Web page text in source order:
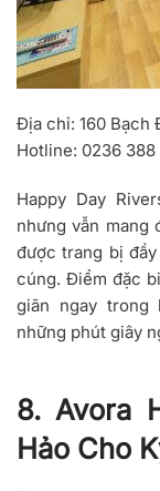
Địa chỉ: 160 Bạch
Hotline: 0236
Happy Day
nhưng vẫn mang
được trang bị
cúng. Điểm đặc
giãn ngay trong
những phút giây
8. Avora
Hảo Cho